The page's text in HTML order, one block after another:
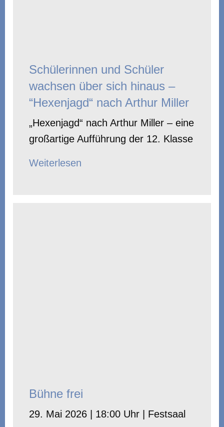
Schülerinnen und Schüler
wachsen über sich hinaus –
“Hexenjagd“ nach Arthur Miller
„Hexenjagd“ nach Arthur Miller – eine
großartige Aufführung der 12. Klasse
Weiterlesen
Bühne frei
29. Mai 2026 | 18:00 Uhr | Festsaal